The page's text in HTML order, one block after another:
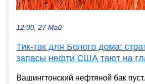
12:00, 27 Май
Тик-так для Белого дома:
запасы нефти США тают на
Вашингтонский нефтяной бак пуст.